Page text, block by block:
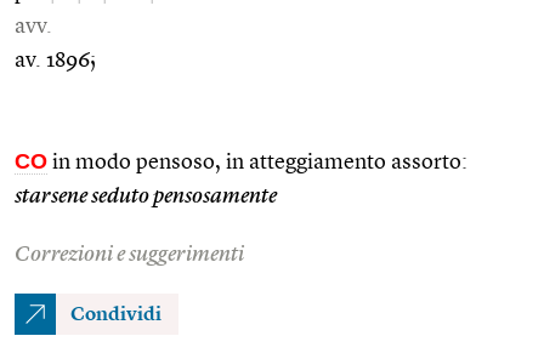
avv.
av. 1896;
CO in modo pensoso, in atteggiamento assorto:
starsene seduto pensosamente
Correzioni e suggerimenti
Condividi